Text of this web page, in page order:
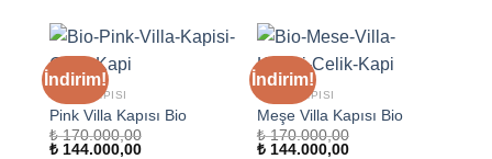
İndirim!
VILLA KAPISI
Pink Villa Kapısı Bio
₺170.000,00
Orijinal
₺144.000,00Şu
İndirim!
VILLA KAPISI
Meşe Villa Kapısı Bio
₺170.000,00
Orijinal
₺144.000,00Şu